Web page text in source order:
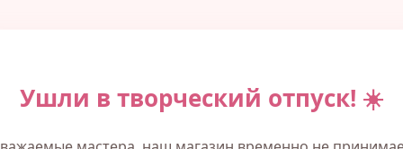
Ушли в творческий отпуск! ☀️